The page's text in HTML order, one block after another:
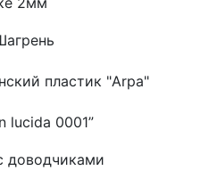
пластик "Arpa"
lucida 0001”
доводчиками